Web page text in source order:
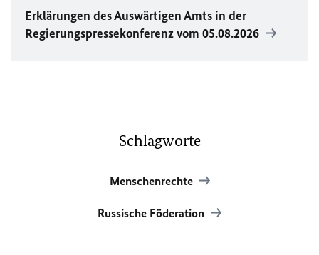
Erklärungen des Auswärtigen Amts in der
Regierungspressekonferenz vom 05.08.2026
Schlagworte
Menschenrechte
Russische Föderation